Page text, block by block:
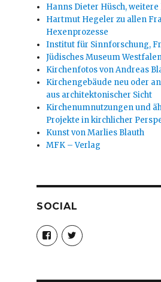
Hanns Dieter Hüsch,
Hartmut Hegeler zu allen
Hexenprozesse
Institut für Sinnforschung,
Jüdisches Museum
Kirchenfotos von Andreas
Kirchengebäude neu oder
aus architektonischer Sicht
Kirchenumnutzungen und
Projekte in kirchlicher
Kunst von Marlies Blauth
MFK – Verlag
SOCIAL
Profil
von
christoph.fleischer1
anzeigen
Profil
von
anzeigen